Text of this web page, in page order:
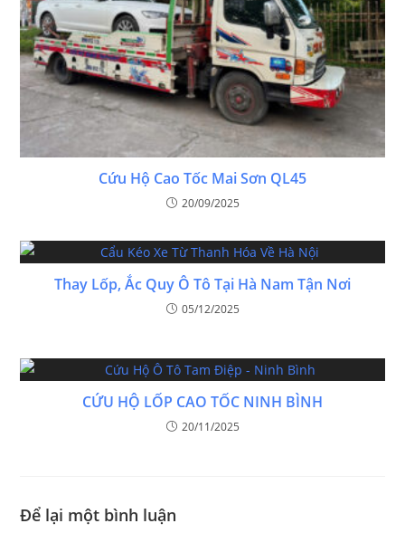
Cứu Hộ Cao Tốc Mai Sơn QL45
20/09/2025
Thay Lốp, Ắc Quy Ô Tô Tại Hà Nam Tận Nơi
05/12/2025
CỨU HỘ LỐP CAO TỐC NINH BÌNH
20/11/2025
Để lại một bình luận